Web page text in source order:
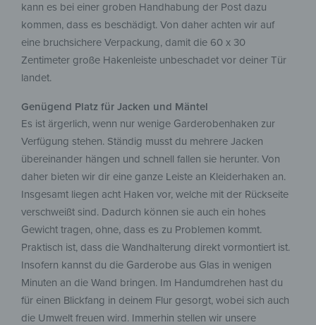
kann es bei einer groben Handhabung der Post dazu
kommen, dass es beschädigt. Von daher achten wir auf
eine bruchsichere Verpackung, damit die 60 x 30
Zentimeter große Hakenleiste unbeschadet vor deiner Tür
landet.
Genügend Platz für Jacken und Mäntel
Es ist ärgerlich, wenn nur wenige Garderobenhaken zur
Verfügung stehen. Ständig musst du mehrere Jacken
übereinander hängen und schnell fallen sie herunter. Von
daher bieten wir dir eine ganze Leiste an Kleiderhaken an.
Insgesamt liegen acht Haken vor, welche mit der Rückseite
verschweißt sind. Dadurch können sie auch ein hohes
Gewicht tragen, ohne, dass es zu Problemen kommt.
Praktisch ist, dass die Wandhalterung direkt vormontiert ist.
Insofern kannst du die Garderobe aus Glas in wenigen
Minuten an die Wand bringen. Im Handumdrehen hast du
für einen Blickfang in deinem Flur gesorgt, wobei sich auch
die Umwelt freuen wird. Immerhin stellen wir unsere